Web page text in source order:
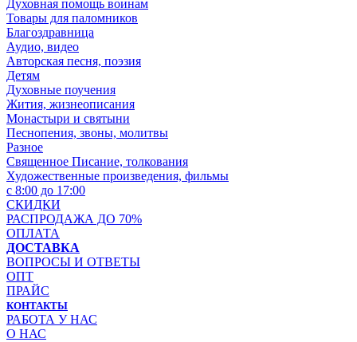
Духовная помощь воинам
Товары для паломников
Благоздравница
Аудио, видео
Авторская песня, поэзия
Детям
Духовные поучения
Жития, жизнеописания
Монастыри и святыни
Песнопения, звоны, молитвы
Разное
Священное Писание, толкования
Художественные произведения, фильмы
с 8:00 до 17:00
СКИДКИ
РАСПРОДАЖА ДО 70%
ОПЛАТА
ДОСТАВКА
ВОПРОСЫ И ОТВЕТЫ
ОПТ
ПРАЙС
КОНТАКТЫ
РАБОТА У НАС
О НАС